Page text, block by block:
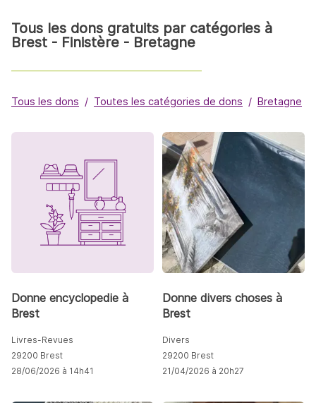
Tous les dons gratuits par catégories à
Brest - Finistère - Bretagne
Tous les dons Toutes les catégories de dons Bretagne
Donne encyclopedie à
Brest
Livres-Revues
29200 Brest
28/06/2026 à 14h41
Donne divers choses à
Brest
Divers
29200 Brest
21/04/2026 à 20h27